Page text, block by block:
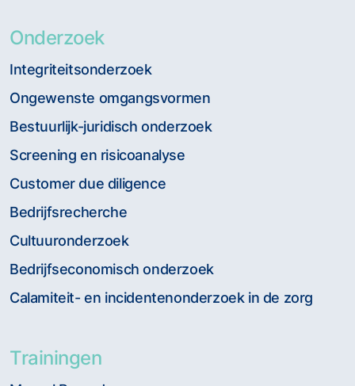
Onderzoek
Integriteitsonderzoek
Ongewenste omgangsvormen
Bestuurlijk-juridisch onderzoek
Screening en risicoanalyse
Customer due diligence
Bedrijfsrecherche
Cultuuronderzoek
Bedrijfseconomisch onderzoek
Calamiteit- en incidentenonderzoek in de zorg
Trainingen